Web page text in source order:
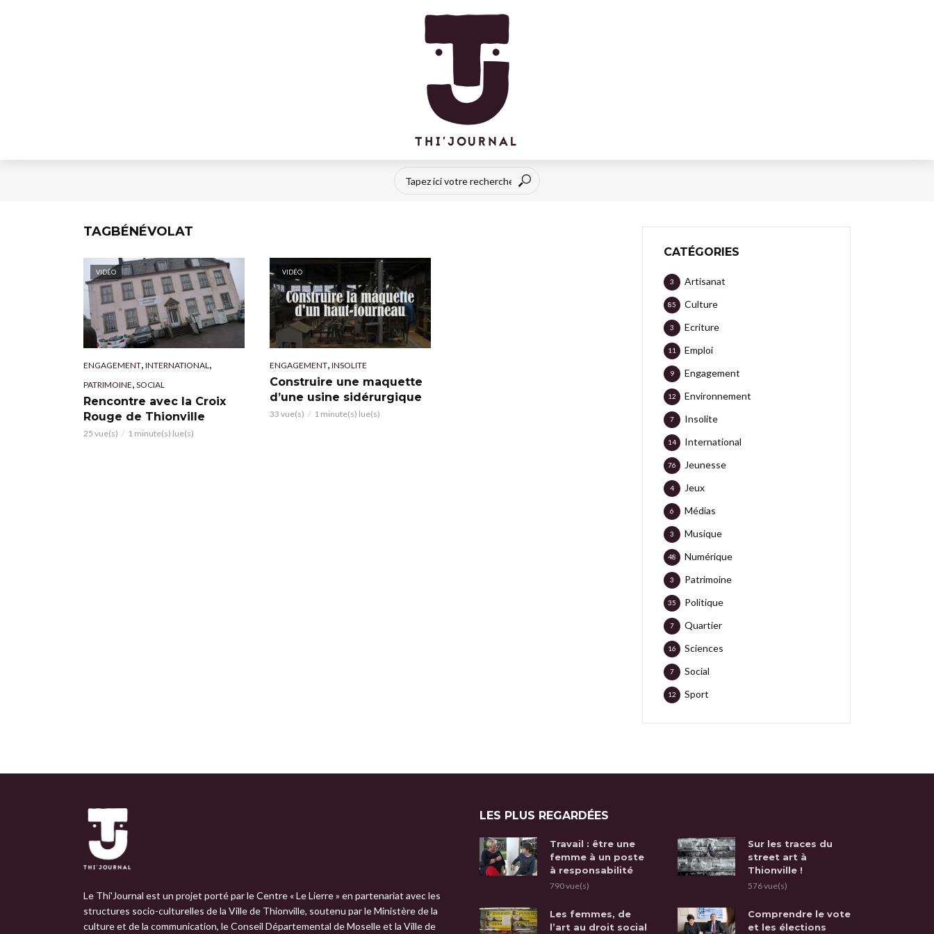
TAGBÉNÉVOLAT
VIDÉO
ENGAGEMENT, INTERNATIONAL ,
PATRIMOINE, SOCIAL
Rencontre avec la Croix
Rouge de Thionville
25 vue(s) 1 minute(s) lue(s)
VIDÉO
ENGAGEMENT, INSOLITE
Construire une maquette
d’une usine sidérurgique
33 vue(s) 1 minute(s) lue(s)
CATÉGORIES
Artisanat
3
Culture
85
Ecriture
3
Emploi
11
Engagement
9
Environnement
12
Insolite
7
International
14
Jeunesse
76
Jeux
4
Médias
6
Musique
3
Numérique
48
Patrimoine
3
Politique
35
Quartier
7
Sciences
16
Social
7
Sport
12
Le Thi'Journal est un projet porté par le Centre « Le Lierre » en partenariat avec les
structures socio-culturelles de la Ville de Thionville, soutenu par le Ministère de la
culture et de la communication, le Conseil Départemental de Moselle et la Ville de
LES PLUS REGARDÉES
Travail : être une
femme à un poste
à responsabilité
790 vue(s)
Sur les traces du
street art à
Thionville !
576 vue(s)
Les femmes, de
l’art au droit social
Comprendre le vote
et les élections